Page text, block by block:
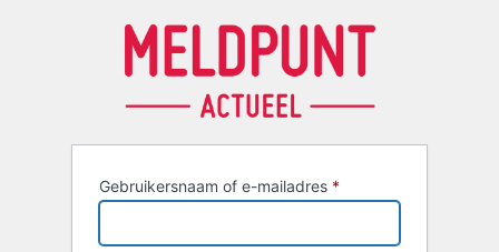
Gebruikersnaam of e-mailadres *